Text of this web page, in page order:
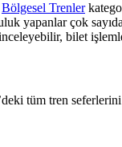
Bölgesel Trenler
yapanlar çok
bilet
tüm tren